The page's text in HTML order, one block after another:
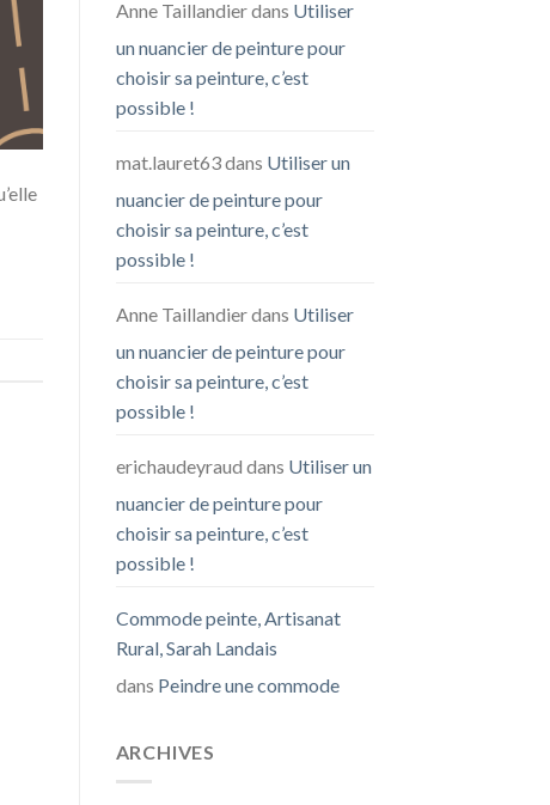
Anne Taillandierdans Utiliser
un nuancier de peinture pour
choisir sa peinture, c’est
possible !
mat.lauret63dans Utiliser un
nuancier de peinture pour
choisir sa peinture, c’est
possible !
Anne Taillandierdans Utiliser
un nuancier de peinture pour
choisir sa peinture, c’est
possible !
erichaudeyraud dans Utiliser un
nuancier de peinture pour
choisir sa peinture, c’est
possible !
Commode peinte, Artisanat
Rural, Sarah Landais
dans Peindre une commode
ARCHIVES